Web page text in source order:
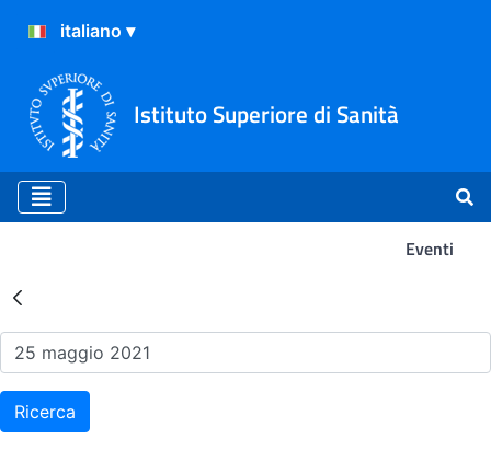
Istituto Superiore di Sanità
Eventi
Risultati della Ricerca -
Ricerca